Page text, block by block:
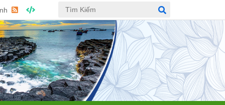
NHẬP
(27/07/2026)
XÃ CƯ M’GAR: TỔ CHỨC ĐOÀN
DÂNG HƯƠNG, VIẾNG NGHĨA
TRANG LIỆT SĨ NHÂN KỶ NIỆM
79 NĂM NGÀY THƯƠNG BINH -
LIỆT SĨ (27/7/1947 –
27/7/2026)